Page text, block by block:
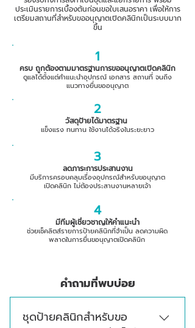
ประเมินรายการเบื้องต้นก่อนขอใบเสนอราคา เพื่อให้การ
เตรียมสถานที่สำหรับขออนุญาตเปิดคลินิกเป็นระบบมาก
ขึ้น
1
ครบ ถูกต้องตามมาตรฐานการขออนุญาตเปิดคลินิก
ดูแลได้ตั้งแต่คำแนะนำอุปกรณ์ เอกสาร สถานที่ จนถึง
แนวทางยื่นขออนุญาต
2
วัสดุป้ายได้มาตรฐาน
แข็งแรง ทนทาน ใช้งานได้จริงในระยะยาว
3
ลดภาระการประสานงาน
มีบริการครอบคลุมเรื่องอุปกรณ์สำหรับขอนุญาต
เปิดคลินิก ไม่ต้องประสานงานหลายเจ้า
4
มีทีมผู้เชี่ยวชาญให้คำแนะนำ
ช่วยเช็คลิตส์รายการป้ายคลินิกที่จำเป็น ลดความผิด
พลาดในการยื่นขอนุญาตเปิดคลินิก
คำถามที่พบบ่อย
ชุดป้ายคลินิกสำหรับขอ